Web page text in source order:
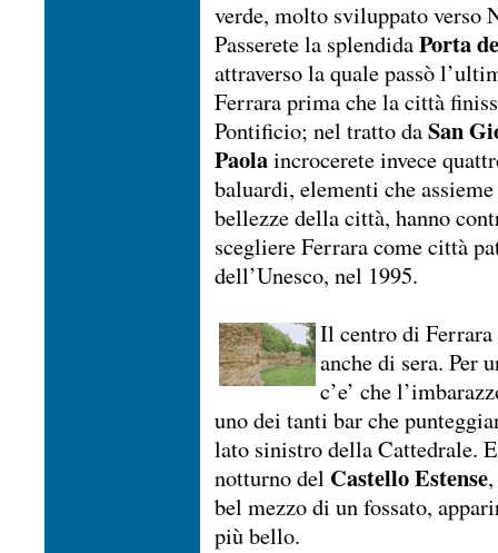
verde, molto sviluppato verso
Passerete la splendidaPorta
attraverso la quale passò
Ferrara prima che la città
Pontificio; nel tratto daSan
Paolaincrocerete invece
baluardi, elementi che
bellezze della città, hanno
scegliere Ferrara come città
dell’Unesco, nel 1995.
Il centro di Ferrara
anche di sera. Per
c’e’ che
uno dei tanti bar che
lato sinistro della Cattedrale.
notturno del Castello Estense
bel mezzo di un fossato,
più bello.